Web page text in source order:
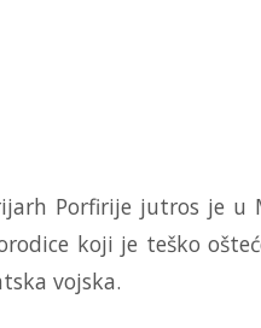
Porfirije jutros je u
koji je teško
vojska.